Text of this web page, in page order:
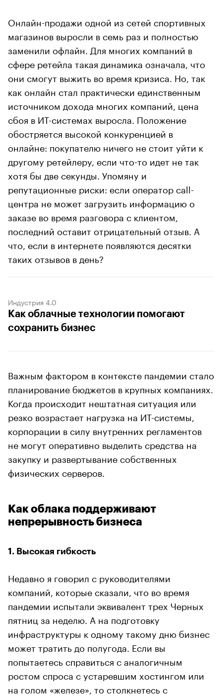
Онлайн-продажи одной из сетей спортивных
магазинов выросли в семь раз и полностью
заменили офлайн. Для многих компаний в
сфере ретейла такая динамика означала, что
они смогут выжить во время кризиса. Но, так
как онлайн стал практически единственным
источником дохода многих компаний, цена
сбоя в ИТ-системах выросла. Положение
обостряется высокой конкуренцией в
онлайне: покупателю ничего не стоит уйти к
другому ретейлеру, если что-то идет не так
хотя бы две секунды. Упомяну и
репутационные риски: если оператор call-
центра не может загрузить информацию о
заказе во время разговора с клиентом,
последний оставит отрицательный отзыв. А
что, если в интернете появляются десятки
таких отзывов в день?
Индустрия 4.0
Как облачные технологии помогают
сохранить бизнес
Важным фактором в контексте пандемии стало
планирование бюджетов в крупных компаниях.
Когда происходит нештатная ситуация или
резко возрастает нагрузка на ИТ-системы,
корпорации в силу внутренних регламентов
не могут оперативно выделить средства на
закупку и развертывание собственных
физических серверов.
Как облака поддерживают
непрерывность бизнеса
1. Высокая гибкость
Недавно я говорил с руководителями
компаний, которые сказали, что во время
пандемии испытали эквивалент трех Черных
пятниц за неделю. А на подготовку
инфраструктуры к одному такому дню бизнес
может тратить до полугода. Если вы
попытаетесь справиться с аналогичным
ростом спроса с устаревшим хостингом или
на голом «железе», то столкнетесь с